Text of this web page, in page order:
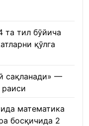
та тил бўйича
қўлга
сақланади» —
математика
босқичида 2